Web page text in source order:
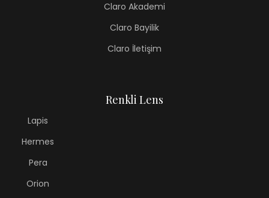
Claro Akademi
Claro Bayilik
Claro İletişim
Renkli Lens
Lapis
Hermes
Pera
Orion